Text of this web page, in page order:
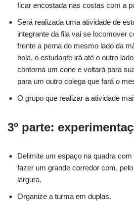
ficar encostada nas costas com a
Será realizada uma atividade de
integrante da fila vai se locomover
frente a perna do mesmo lado da
bola, o estudante irá até o outro
contorná um cone e voltará para
para um outro colega que fará o
O grupo que realizar a atividade
3º parte:
Delimite um espaço na quadra
fazer um grande corredor com,
largura.
Organize a turma em duplas.